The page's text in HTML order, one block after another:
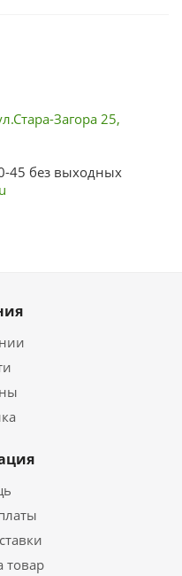
Загора 25,
45 без выходных
товар